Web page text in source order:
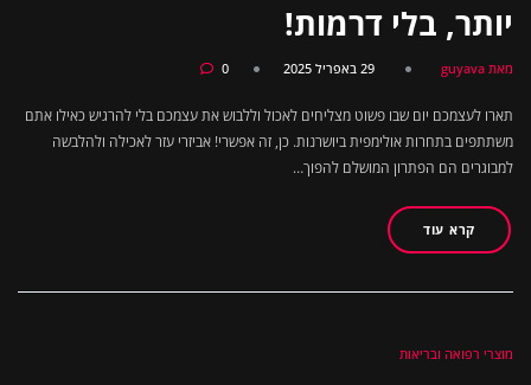
יותר, בלי דרמות!
מאת guyava 29 באפריל 2025 0
תארו לעצמכם יום שבו פשוט מצליחים לאכול וללבוש את עצמכם בלי להרגיש כאילו אתם
משתתפים בתחרות אולימפית ביושרנות. כן, זה אפשרי! אביזרי עזר לאכילה ולהלבשה
למבוגרים הם הפתרון המושלם להפוך…
קרא עוד
מוצרי רפואה ובריאות